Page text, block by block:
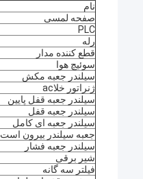
نام
صفحه لمسی
PLC
رله
قطع کننده مدار
سوئیچ هوا
سیلندر جعبه مکش
ژنراتور خلاac
سیلندر جعبه قفل پایین
سیلندر جعبه قفل
سیلندر جعبه ای کامل
جعبه سیلندر بیرون است
سیلندر جعبه فشار
شیر برقی
فیلتر سه گانه